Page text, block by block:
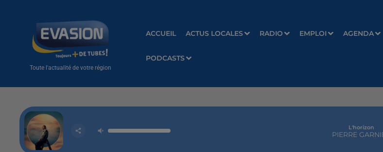
Toute l'actualité de votre région
ACCUEIL ACTUS LOCALES RADIO EMPLOI AGENDA
PODCASTS
L'horizon
PIERRE